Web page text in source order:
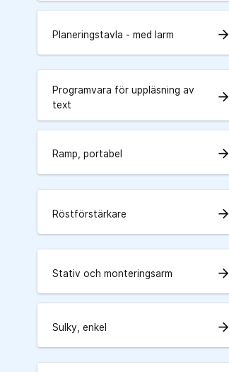
Planeringstavla - med larm arrow_forward
Programvara för uppläsning av
text
arrow_forward
Ramp, portabel arrow_forward
Röstförstärkare arrow_forward
Stativ och monteringsarm arrow_forward
Sulky, enkel arrow_forward